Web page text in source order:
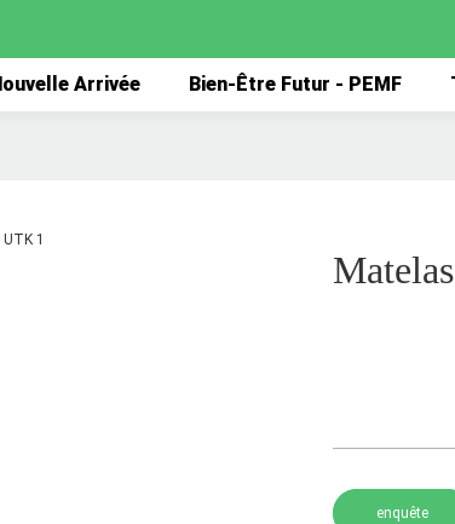
Arrivée Bien-Être Futur - PEMF
enquête